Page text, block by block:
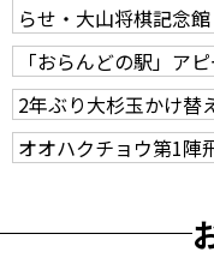
らせ・大山将棋記念館
「おらんどの駅」ア
2年ぶり大杉玉かけ替
オオハクチョウ第1陣